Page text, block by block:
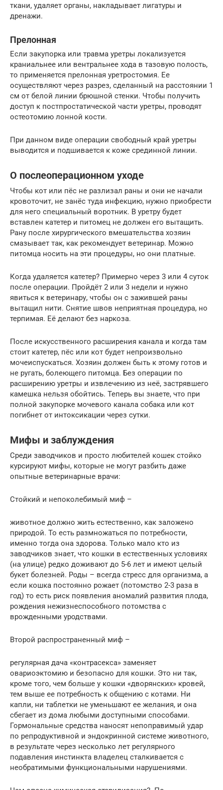
ткани, удаляет органы, накладывает лигатуры и
дренажи.
Прелонная
Если закупорка или травма уретры локализуется
краниальнее или вентральнее хода в тазовую полость,
то применяется прелонная уретростомия. Ее
осуществляют через разрез, сделанный на расстоянии 1
см от белой линии брюшной стенки. Чтобы получить
доступ к постпростатической части уретры, проводят
остеотомию лонной кости.
При данном виде операции свободный край уретры
выводится и подшивается к коже срединной линии.
О послеоперационном уходе
Чтобы кот или пёс не разлизал раны и они не начали
кровоточит, не занёс туда инфекцию, нужно приобрести
для него специальный воротник. В уретру будет
вставлен катетер и питомец не должен его вытащить.
Рану после хирургического вмешательства хозяин
смазывает так, как рекомендует ветеринар. Можно
питомца носить на эти процедуры, но они платные.
Когда удаляется катетер? Примерно через 3 или 4 суток
после операции. Пройдёт 2 или 3 недели и нужно
явиться к ветеринару, чтобы он с зажившей раны
вытащил нити. Снятие швов неприятная процедура, но
терпимая. Её делают без наркоза.
После искусственного расширения канала и когда там
стоит катетер, пёс или кот будет непроизвольно
мочеиспускаться. Хозяин должен быть к этому готов и
не ругать, болеющего питомца. Без операции по
расширению уретры и извлечению из неё, застрявшего
камешка нельзя обойтись. Теперь вы знаете, что при
полной закупорке мочевого канала собака или кот
погибнет от интоксикации через сутки.
Мифы и заблуждения
Среди заводчиков и просто любителей кошек стойко
курсируют мифы, которые не могут разбить даже
опытные ветеринарные врачи:
Стойкий и непоколебимый миф –
животное должно жить естественно, как заложено
природой. То есть размножаться по потребности,
именно тогда она здорова. Только мало кто из
заводчиков знает, что кошки в естественных условиях
(на улице) редко доживают до 5-6 лет и имеют целый
букет болезней. Роды – всегда стресс для организма, а
если кошка постоянно рожает (потомство 2-3 раза в
год) то есть риск появления аномалий развития плода,
рождения нежизнеспособного потомства с
врожденными уродствами.
Второй распространенный миф –
регулярная дача «контрасекса» заменяет
овариоэктомию и безопасно для кошки. Это ни так,
кроме того, чем больше у кошки «дворянских» кровей,
тем выше ее потребность к общению с котами. Ни
капли, ни таблетки не уменьшают ее желания, и она
сбегает из дома любыми доступными способами.
Гормональные средства наносят непоправимый удар
по репродуктивной и эндокринной системе животного,
в результате через несколько лет регулярного
подавления инстинкта владелец сталкивается с
необратимыми функциональными нарушениями.